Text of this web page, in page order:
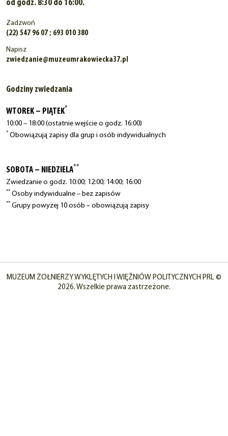
od godz. 8:30 do 16:00.
Zadzwoń
(22) 547 96 07 ; 693 010 380
Napisz
zwiedzanie@muzeumrakowiecka37.pl
Godziny zwiedzania
WTOREK – PIĄTEK*
10:00 – 18:00 (ostatnie wejście o godz. 16:00)
* Obowiązują zapisy dla grup i osób indywidualnych
SOBOTA – NIEDZIELA**
Zwiedzanie o godz. 10:00; 12:00; 14:00; 16:00
** Osoby indywidualne – bez zapisów
** Grupy powyżej 10 osób – obowiązują zapisy
MUZEUM ŻOŁNIERZY WYKLĘTYCH I WIĘŹNIÓW POLITYCZNYCH PRL ©
2026. Wszelkie prawa zastrzeżone.